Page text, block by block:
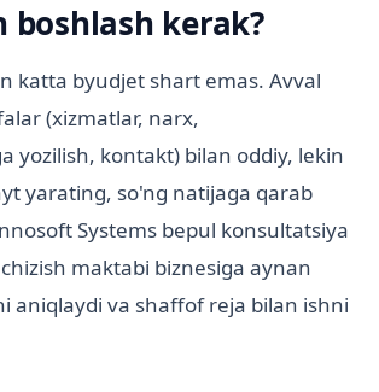
boshlash kerak?
katta byudjet shart emas. Avval
(xizmatlar, narx,
yozilish, kontakt) bilan oddiy, lekin
yarating, so'ng natijaga qarab
Systems bepul konsultatsiya
maktabi biznesiga aynan
aniqlaydi va shaffof reja bilan ishni